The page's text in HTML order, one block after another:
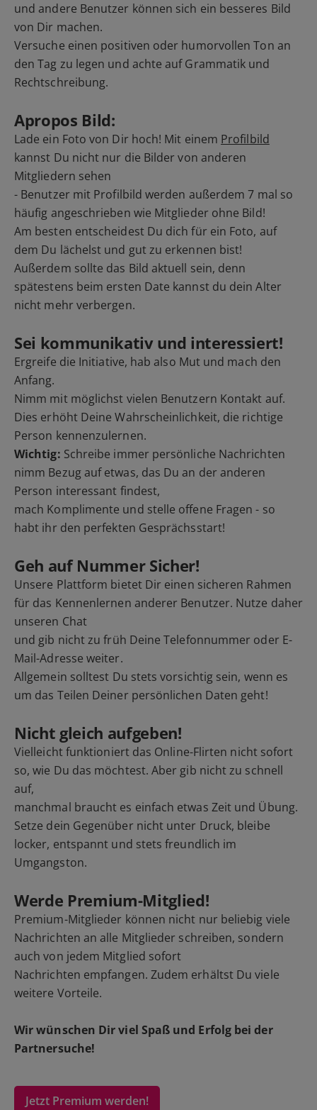
und andere Benutzer können sich ein besseres Bild
von Dir machen.
Versuche einen positiven oder humorvollen Ton an
den Tag zu legen und achte auf Grammatik und
Rechtschreibung.
Apropos Bild:
Lade ein Foto von Dir hoch! Mit einem Profilbild
kannst Du nicht nur die Bilder von anderen
Mitgliedern sehen
- Benutzer mit Profilbild werden außerdem 7 mal so
häufig angeschrieben wie Mitglieder ohne Bild!
Am besten entscheidest Du dich für ein Foto, auf
dem Du lächelst und gut zu erkennen bist!
Außerdem sollte das Bild aktuell sein, denn
spätestens beim ersten Date kannst du dein Alter
nicht mehr verbergen.
Sei kommunikativ und interessiert!
Ergreife die Initiative, hab also Mut und mach den
Anfang.
Nimm mit möglichst vielen Benutzern Kontakt auf.
Dies erhöht Deine Wahrscheinlichkeit, die richtige
Person kennenzulernen.
Wichtig: Schreibe immer persönliche Nachrichten
nimm Bezug auf etwas, das Du an der anderen
Person interessant findest,
mach Komplimente und stelle offene Fragen - so
habt ihr den perfekten Gesprächsstart!
Geh auf Nummer Sicher!
Unsere Plattform bietet Dir einen sicheren Rahmen
für das Kennenlernen anderer Benutzer. Nutze daher
unseren Chat
und gib nicht zu früh Deine Telefonnummer oder E-
Mail-Adresse weiter.
Allgemein solltest Du stets vorsichtig sein, wenn es
um das Teilen Deiner persönlichen Daten geht!
Nicht gleich aufgeben!
Vielleicht funktioniert das Online-Flirten nicht sofort
so, wie Du das möchtest. Aber gib nicht zu schnell
auf,
manchmal braucht es einfach etwas Zeit und Übung.
Setze dein Gegenüber nicht unter Druck, bleibe
locker, entspannt und stets freundlich im
Umgangston.
Werde Premium-Mitglied!
Premium-Mitglieder können nicht nur beliebig viele
Nachrichten an alle Mitglieder schreiben, sondern
auch von jedem Mitglied sofort
Nachrichten empfangen. Zudem erhältst Du viele
weitere Vorteile.
Wir wünschen Dir viel Spaß und Erfolg bei der
Partnersuche!
Jetzt Premium werden!